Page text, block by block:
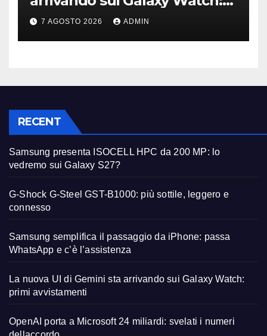
primi avvistamenti
7 AGOSTO 2026 ADMIN
RECENT
Samsung presenta ISOCELL HPC da 200 MP: lo
vedremo sui Galaxy S27?
G-Shock G-Steel GST-B1000: più sottile, leggero e
connesso
Samsung semplifica il passaggio da iPhone: passa
WhatsApp e c’è l’assistenza
La nuova UI di Gemini sta arrivando sui Galaxy Watch:
primi avvistamenti
OpenAI porta a Microsoft 24 miliardi: svelati i numeri